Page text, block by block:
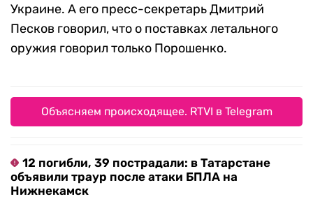
Украине. А его пресс-секретарь Дмитрий
Песков говорил, что о поставках летального
оружия говорил только Порошенко.
Объясняем происходящее. RTVI в Telegram
12 погибли, 39 пострадали: в Татарстане
объявили траур после атаки БПЛА на
Нижнекамск